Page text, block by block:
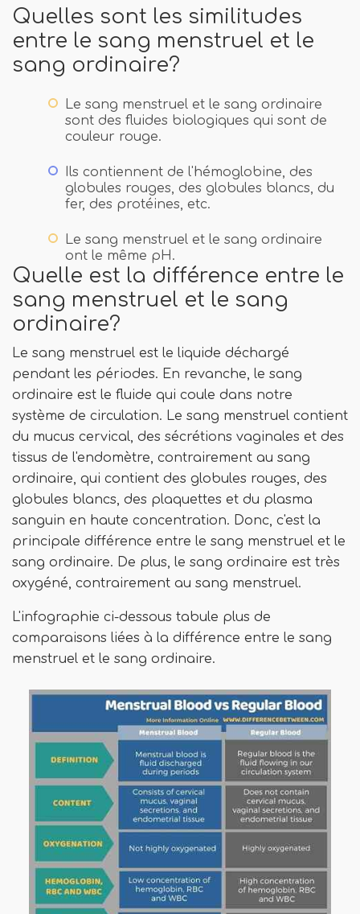
Quelles sont les similitudes
entre le sang menstruel et le
sang ordinaire?
Le sang menstruel et le sang ordinaire
sont des fluides biologiques qui sont de
couleur rouge.
Ils contiennent de l'hémoglobine, des
globules rouges, des globules blancs, du
fer, des protéines, etc.
Le sang menstruel et le sang ordinaire
ont le même pH.
Quelle est la différence entre le
sang menstruel et le sang
ordinaire?
Le sang menstruel est le liquide déchargé
pendant les périodes. En revanche, le sang
ordinaire est le fluide qui coule dans notre
système de circulation. Le sang menstruel contient
du mucus cervical, des sécrétions vaginales et des
tissus de l'endomètre, contrairement au sang
ordinaire, qui contient des globules rouges, des
globules blancs, des plaquettes et du plasma
sanguin en haute concentration. Donc, c'est la
principale différence entre le sang menstruel et le
sang ordinaire. De plus, le sang ordinaire est très
oxygéné, contrairement au sang menstruel.
L'infographie ci-dessous tabule plus de
comparaisons liées à la différence entre le sang
menstruel et le sang ordinaire.